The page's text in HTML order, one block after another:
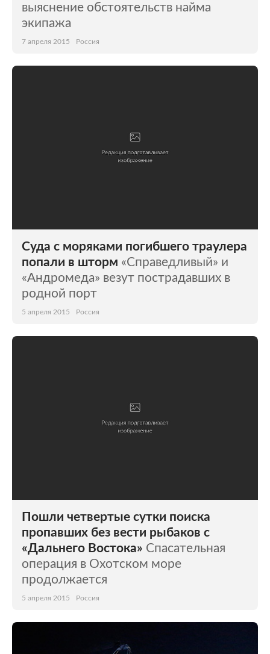
выяснение обстоятельств найма
экипажа
7 апреля 2015 Россия
Cуда с моряками погибшего траулера
попали в шторм «Справедливый» и
«Андромеда» везут пострадавших в
родной порт
5 апреля 2015 Россия
Пошли четвертые сутки поиска
пропавших без вести рыбаков с
«Дальнего Востока» Спасательная
операция в Охотском море
продолжается
5 апреля 2015 Россия